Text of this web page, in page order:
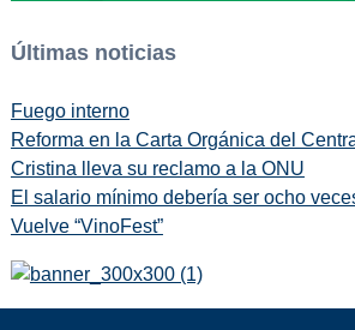
Últimas noticias
Fuego interno
Reforma en la Carta Orgánica del
Cristina lleva su reclamo a la ONU
El salario mínimo debería ser ocho
Vuelve “VinoFest”